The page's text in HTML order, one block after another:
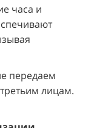
часа и
передаем
лицам.